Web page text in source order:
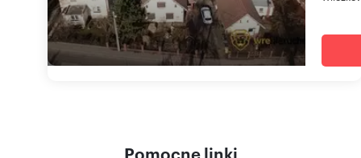
Pomocne linki